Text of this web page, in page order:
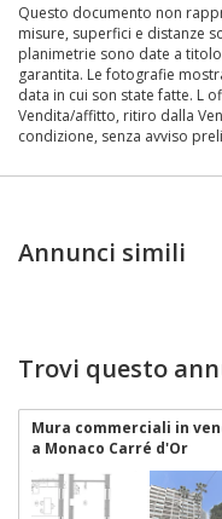
Questo documento non
misure, superfici e distanze
planimetrie sono date a
garantita. Le fotografie
data in cui son state fatte. L
Vendita/affitto, ritiro dalla
condizione, senza avviso
Annunci simili
Trovi questo
Mura commerciali in
a Monaco Carré d'Or